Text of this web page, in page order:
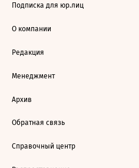
Подписка для юр.лиц
О компании
Редакция
Менеджмент
Архив
Обратная связь
Справочный центр